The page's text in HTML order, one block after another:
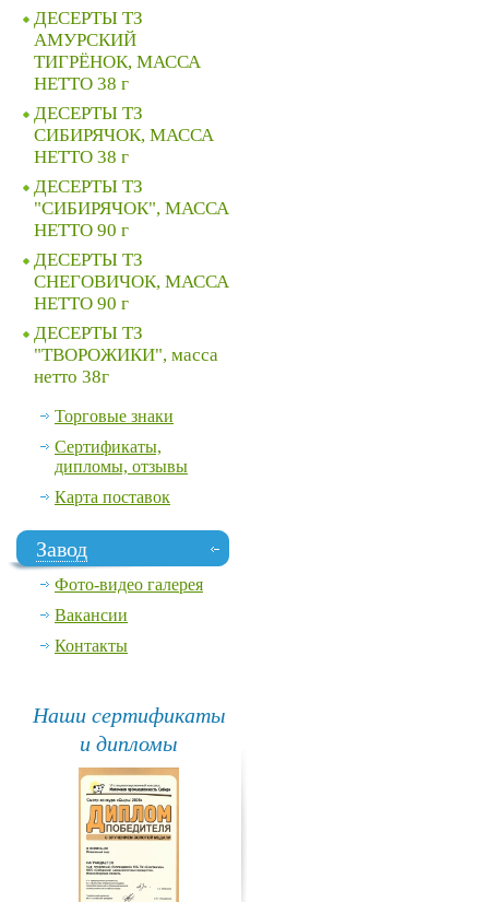
ДЕСЕРТЫ ТЗ
АМУРСКИЙ
ТИГРЁНОК, МАССА
НЕТТО 38 г
ДЕСЕРТЫ ТЗ
СИБИРЯЧОК, МАССА
НЕТТО 38 г
ДЕСЕРТЫ ТЗ
"СИБИРЯЧОК", МАССА
НЕТТО 90 г
ДЕСЕРТЫ ТЗ
СНЕГОВИЧОК, МАССА
НЕТТО 90 г
ДЕСЕРТЫ ТЗ
"ТВОРОЖИКИ", масса
нетто 38г
Торговые знаки
Сертификаты,
дипломы, отзывы
Карта поставок
Завод
Фото-видео галерея
Вакансии
Контакты
Наши сертификаты
и дипломы